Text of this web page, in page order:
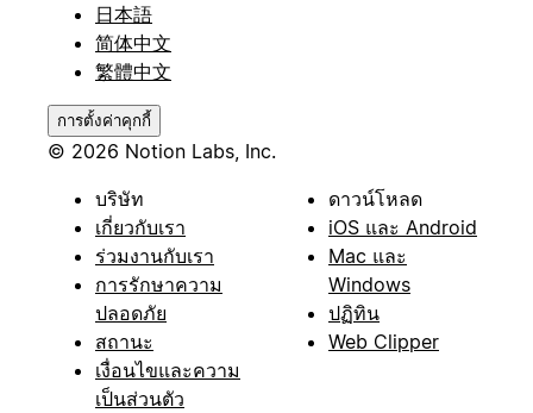
日本語
简体中文
繁體中文
การตั้งค่าคุกกี้
© 2026 Notion Labs, Inc.
บริษัท
เกี่ยวกับเรา
ร่วมงานกับเรา
การรักษาความ
ปลอดภัย
สถานะ
เงื่อนไขและความ
เป็นส่วนตัว
ดาวน์โหลด
iOS และ Android
Mac และ
Windows
ปฏิทิน
Web Clipper